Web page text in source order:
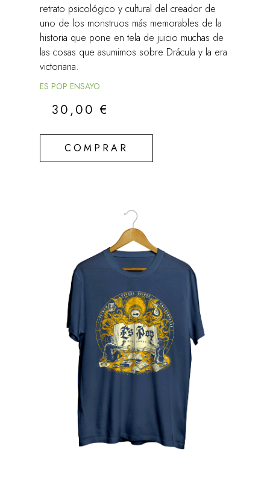
retrato psicológico y cultural del creador de
uno de los monstruos más memorables de la
historia que pone en tela de juicio muchas de
las cosas que asumimos sobre Drácula y la era
victoriana.
ES POP ENSAYO
30,00€
COMPRAR